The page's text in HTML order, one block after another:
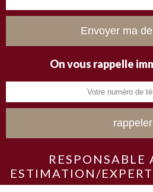
On vous rappelle
RESPONSABLE
ESTIMATION/